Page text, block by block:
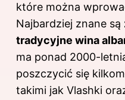
które można
Najbardziej znane są
tradycyjne wina
ma ponad 2000-
poszczycić się
takimi jak Vlashki